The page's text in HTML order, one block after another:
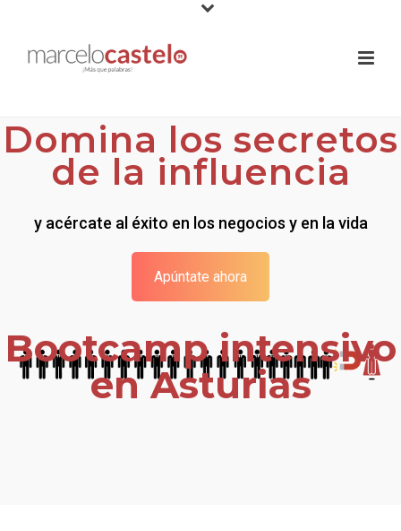
Domina los secretos
de la influencia
y acércate al éxito en los negocios y en la vida
Apúntate ahora
Bootcamp intensivo
en Asturias